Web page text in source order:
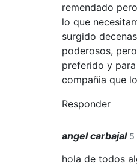
remendado
lo que
surgido
poderosos,
preferido y
compañia que
Responder
angel carbajal 5
hola de todos